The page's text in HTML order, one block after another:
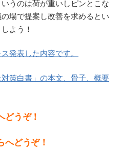
うのは荷が重いしピンとこな
場で提案し改善を求めるとい
よう！
発表した内容です。
対策白書」の本文、骨子、概要
うぞ！
どうぞ！